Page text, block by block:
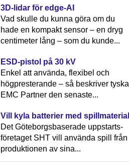
3D-lidar för edge-AI
Vad skulle du kunna göra om du
hade en kompakt sensor – en dryg
centimeter lång – som du kunde...
ESD-pistol på 30 kV
Enkel att använda, flexibel och
högpresterande – så beskriver tyska
EMC Partner den senaste...
Vill kyla batterier med spillmaterial
Det Göteborgsbaserade upp­starts­
företaget SHT vill använda spill från
produktionen av sina...